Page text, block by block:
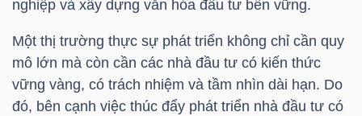
nghiệp và xây dựng văn hóa đầu tư bền vững.
Một thị trường thực sự phát triển không chỉ cần quy
mô lớn mà còn cần các nhà đầu tư có kiến thức
vững vàng, có trách nhiệm và tầm nhìn dài hạn. Do
đó, bên cạnh việc thúc đẩy phát triển nhà đầu tư có
(-)
Tất cả Người nội bộ Người liên quan Cổ đông lớn